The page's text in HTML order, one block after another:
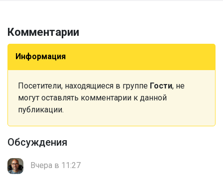
Комментарии
Информация
Посетители, находящиеся в группе Гости, не
могут оставлять комментарии к данной
публикации.
Обсуждения
Вчера в 11:27